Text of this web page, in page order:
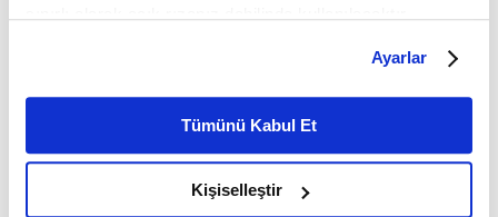
belirleyebilirsiniz. Çerezlere ilişkin detaylı bilgi için
Ayarlar butonuna tıklayabilir,Çerez Bilgilendirme
Metnimizi ziyaret edebilirsiniz.
6698 sayılı Kişisel Verilerin Korunması Kanunu uyarınca
okumak ve sitemizi ziyaretiniz kapsamında
Ayarlar
Tümünü Kabul Et
Kişiselleştir